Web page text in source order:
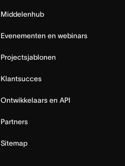
Middelenhub
Evenementen en webinars
Projectsjablonen
Klantsucces
Ontwikkelaars en API
Partners
Sitemap